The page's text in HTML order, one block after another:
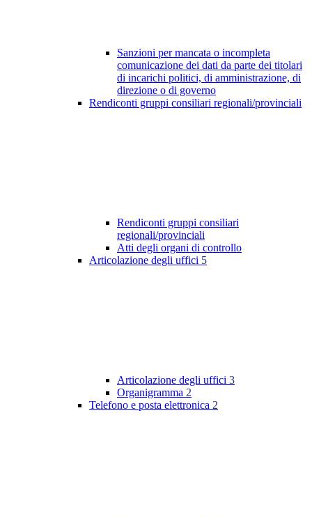
Sanzioni per mancata o incompleta
comunicazione dei dati da parte dei titolari
di incarichi politici, di amministrazione, di
direzione o di governo
Rendiconti gruppi consiliari regionali/provinciali
Rendiconti gruppi consiliari
regionali/provinciali
Atti degli organi di controllo
Articolazione degli uffici 5
Articolazione degli uffici 3
Organigramma 2
Telefono e posta elettronica 2